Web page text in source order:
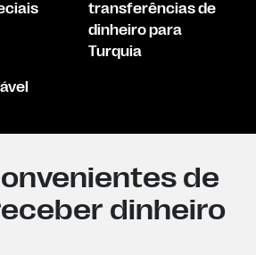
transferências de
dinheiro para
Turquia
de
dinheiro